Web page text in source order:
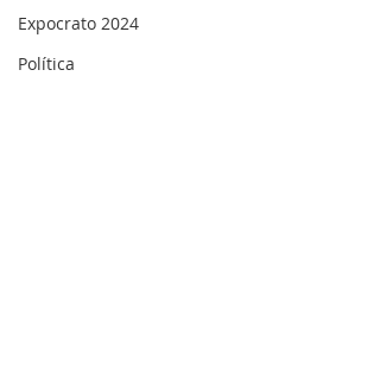
Expocrato 2024
Política